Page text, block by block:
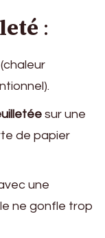
:
sur une
de papier
une
ne gonfle trop